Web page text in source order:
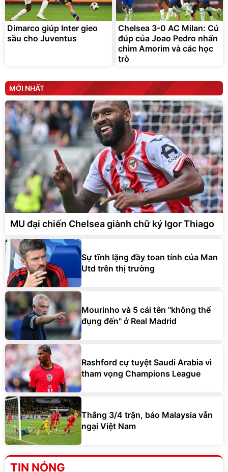
Dimarco giúp Inter gieo
sầu cho Juventus
Chelsea 3-0 AC Milan: Cú
đúp của Joao Pedro nhấn
chìm Amorim và các học
trò
MỚI NHẤT
MU đại chiến Chelsea giành chữ ký Igor Thiago
Sự tĩnh lặng đầy toan tính của Man
Utd trên thị trường
Mourinho và 5 cái tên "không thể
đụng đến" ở Real Madrid
Rashford cự tuyệt Saudi Arabia vì
tham vọng Champions League
Thắng 3/4 trận, báo Malaysia vẫn
ngại Việt Nam
TIN NÓNG